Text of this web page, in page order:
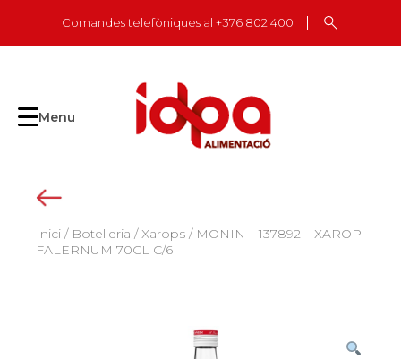
content
Comandes telefòniques al +376 802 400
Menu
Inici / Botelleria /Xarops / MONIN – 137892 – XAROP
FALERNUM 70CL C/6